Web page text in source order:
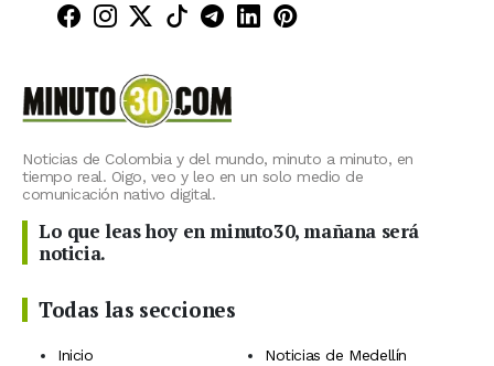
Minuto30 en Facebook
Minuto30 en Instagram
Minuto30 en X (Twitter)
Minuto30 en TikTok
Canal de Minuto30 en
Minuto30 en LinkedIn
Minuto30 en
Noticias de Colombia y del mundo, minuto a minuto, en
tiempo real. Oigo, veo y leo en un solo medio de
comunicación nativo digital.
Lo que leas hoy en minuto30, mañana será
noticia.
Todas las secciones
Inicio
Noticias de Medellín